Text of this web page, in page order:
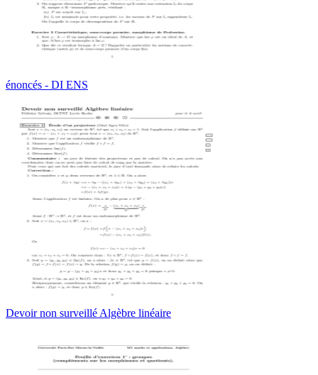
énoncés - DI ENS
Devoir non surveillé Algèbre linéaire